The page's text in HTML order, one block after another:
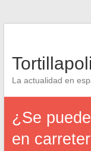
La actualidad en
¿Se
en